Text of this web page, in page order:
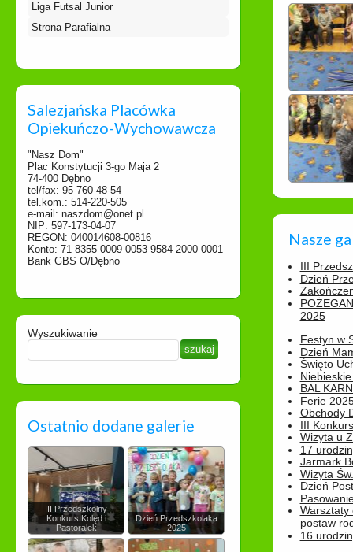
Liga Futsal Junior
Strona Parafialna
Salezjańska Placówka
Opiekuńczo-Wychowawcza
"Nasz Dom"
Plac Konstytucji 3-go Maja 2
74-400 Dębno
tel/fax: 95 760-48-54
tel.kom.: 514-220-505
e-mail: naszdom@onet.pl
NIP: 597-173-04-07
REGON: 040014608-00816
Konto: 71 8355 0009 0053 9584 2000 0001
Bank GBS O/Dębno
Wyszukiwanie
Ostatnio dodane galerie
III Przedszkolny
Konkurs Kolęd i
Pastorałek
Dzień Przedszkolaka
2025
Nasze
III
Dzień
2025
Festyn w
Dzień
Święto
BAL
Ferie
Obchody
III
Wizyta u
17
Jarmark
Wizyta
Dzień
Warsztaty
postaw
16